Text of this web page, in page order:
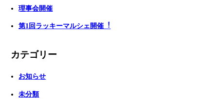
理事会開催
第1回ラッキーマルシェ開催︕
カテゴリー
お知らせ
未分類